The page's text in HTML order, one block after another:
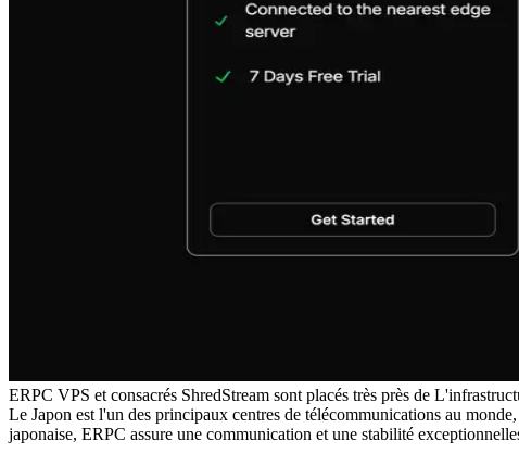
ERPC VPS et consacrés ShredStream sont placés très près de
Le Japon est l'un des principaux centres de télécommunications au
japonaise, ERPC assure une communication et une stabilité